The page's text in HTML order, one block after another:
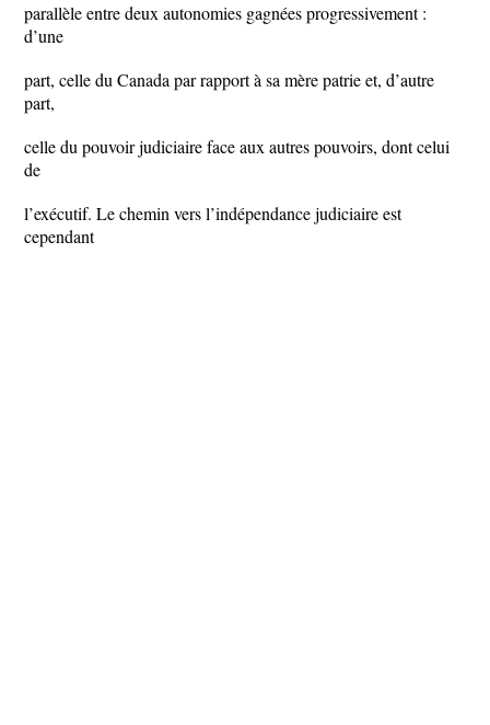
parallèle entre deux autonomies gagnées progressivement :
d’une
part, celle du Canada par rapport à sa mère patrie et, d’autre
part,
celle du pouvoir judiciaire face aux autres pouvoirs, dont celui
de
l’exécutif. Le chemin vers l’indépendance judiciaire est
cependant